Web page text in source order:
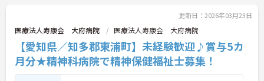
更新日：2026年03月23日
医療法人寿康会 大府病院 医療法人寿康会 大府病院
【愛知県／知多郡東浦町】未経験歓迎♪賞与5カ
月分★精神科病院で精神保健福祉士募集！